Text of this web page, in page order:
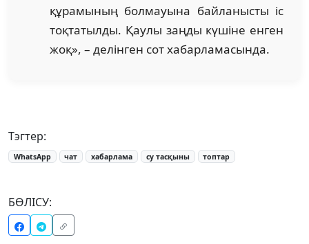
құрамының болмауына байланысты іс
тоқтатылды. Қаулы заңды күшіне енген
жоқ», – делінген сот хабарламасында.
Тэгтер:
WhatsApp чат хабарлама су тасқыны топтар
БӨЛІСУ: